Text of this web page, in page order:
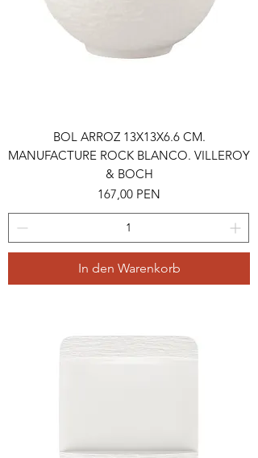
BOL ARROZ 13X13X6.6 CM.
MANUFACTURE ROCK BLANCO. VILLEROY
& BOCH
Preis
167,00 PEN
In den Warenkorb